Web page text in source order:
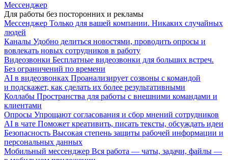
Мессенджер
Для работы без посторонних и рекламы
Мессенджер Только для вашей компании. Никаких случайных
людей
Каналы Удобно делиться новостями, проводить опросы и
вовлекать новых сотрудников в работу
Видеозвонки Бесплатные видеозвонки для больших встреч.
Без ограничений по времени
AI в видеозвонках Проанализирует созвоны с командой
и подскажет, как сделать их более результативными
Коллабы Пространства для работы с внешними командами и
клиентами
Опросы Упрощают согласования и сбор мнений сотрудников
AI в чате Поможет креативить, писать тексты, обсуждать идеи
Безопасность Высокая степень защиты рабочей информации и
персональных данных
Мобильный мессенджер Вся работа — чаты, задачи, файлы —